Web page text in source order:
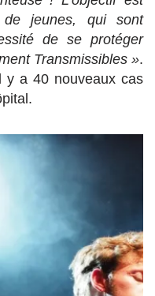
de jeunes, qui sont
de se protéger
Transmissibles ».
y a 40 nouveaux cas